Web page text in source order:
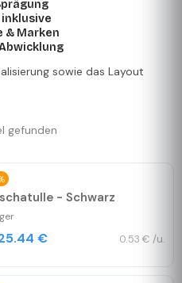
inklusive
& Marken
sowie das Layout
gefunden
- Schwarz
€ 0.53 € /u.